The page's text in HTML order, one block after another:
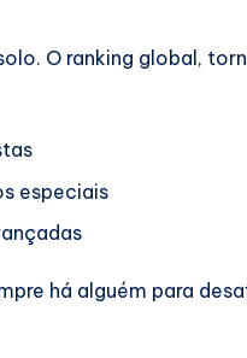
O ranking global,
especiais
há alguém para